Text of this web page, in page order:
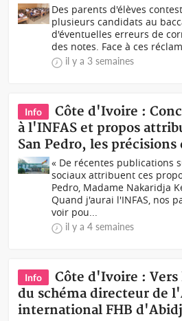
Des parents d'élèves
plusieurs candidats au
d'éventuelles erreurs de
des notes. Face à ces
il y a 3 semaines
Info
Côte d'Ivoire :
à l'INFAS et propos
San Pedro, les
« De récentes publications
sociaux attribuent ces
Pedro, Madame Nakaridja
Quand j'aurai l'INFAS, nos
voir pou...
il y a 4 semaines
Info
Côte d'Ivoire :
du schéma directeur de
international FHB